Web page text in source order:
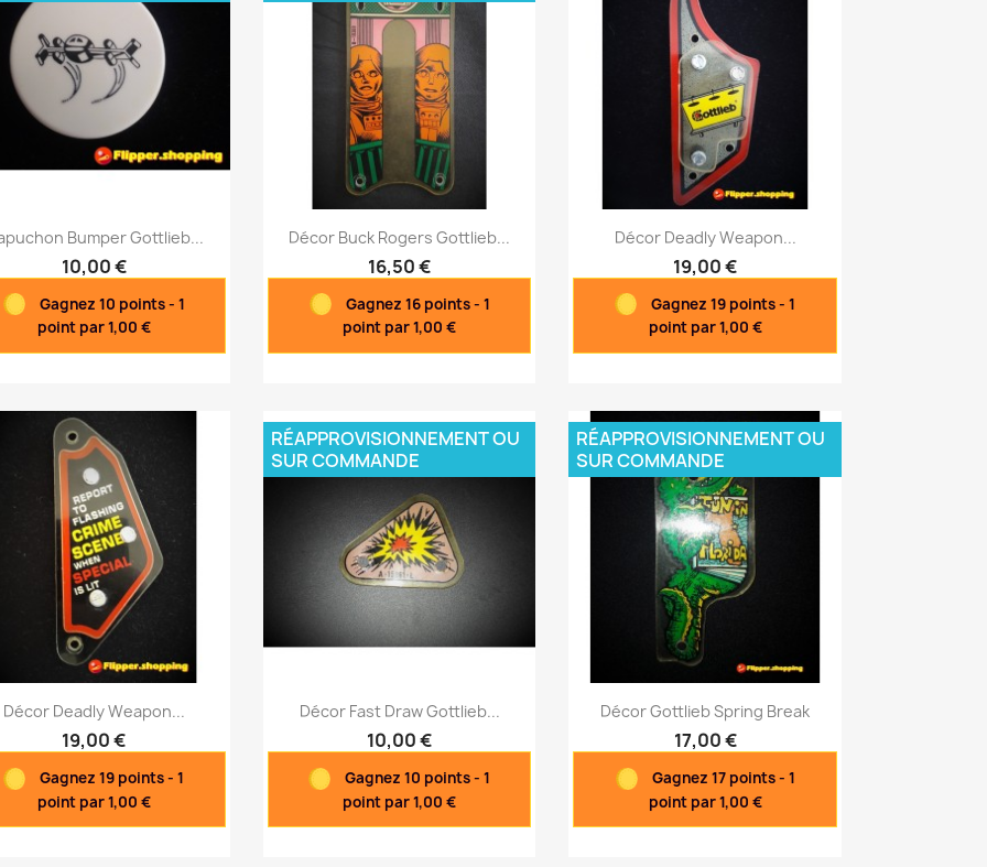
Aperçu rapide
Bumper Gottlieb...
10,00 €
Gagnez 10 points - 1
point par 1,00 €
Aperçu rapide
Décor Buck Rogers Gottlieb...
16,50 €
Gagnez 16 points - 1
point par 1,00 €
Aperçu rapide
Décor Deadly Weapon...
19,00 €
Gagnez 19 points - 1
point par 1,00 €
Aperçu rapide
Décor Deadly Weapon...
19,00 €
Gagnez 19 points - 1
point par 1,00 €
Aperçu rapide
Décor Fast Draw Gottlieb...
10,00 €
Gagnez 10 points - 1
point par 1,00 €
RÉAPPROVISIONNEMENT OU
SUR COMMANDE
Aperçu rapide
Décor Gottlieb Spring Break
17,00 €
Gagnez 17 points - 1
point par 1,00 €
RÉAPPROVISIONNEMENT OU
SUR COMMANDE